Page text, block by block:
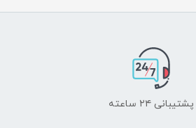
پشتیبانی ۲۴ ساعته